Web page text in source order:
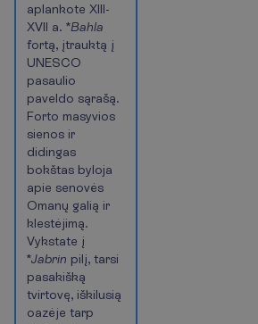
aplankote XIII-
XVII a. *Bahla
fortą, įtrauktą į
UNESCO
pasaulio
paveldo sąrašą.
Forto masyvios
sienos ir
didingas
bokštas byloja
apie senovės
Omanų galią ir
klestėjimą.
Vykstate į
*Jabrin pilį, tarsi
pasakišką
tvirtovę, iškilusią
oazėje tarp